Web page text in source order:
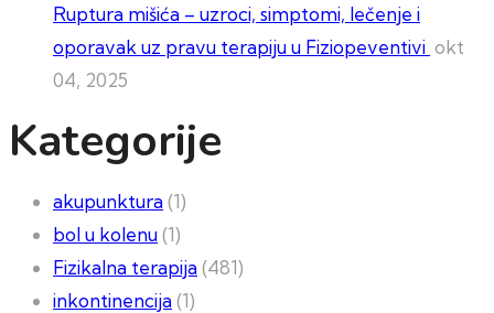
Ruptura mišića – uzroci, simptomi, lečenje i
oporavak uz pravu terapiju u Fiziopeventivi okt
04, 2025
Kategorije
akupunktura(1)
bol u kolenu(1)
Fizikalna terapija(481)
inkontinencija(1)